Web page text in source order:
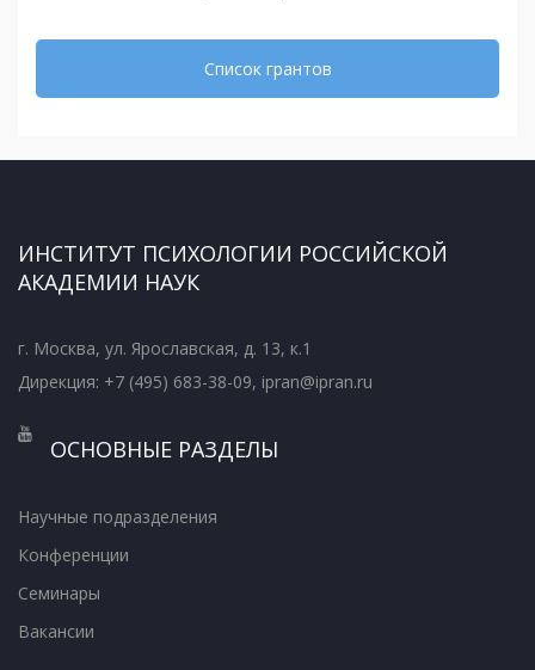
Список грантов
ИНСТИТУТ ПСИХОЛОГИИ РОССИЙСКОЙ
АКАДЕМИИ НАУК
г. Москва, ул. Ярославская, д. 13, к.1
Дирекция: +7 (495) 683-38-09, ipran@ipran.ru
ОСНОВНЫЕ РАЗДЕЛЫ
Научные подразделения
Конференции
Семинары
Вакансии